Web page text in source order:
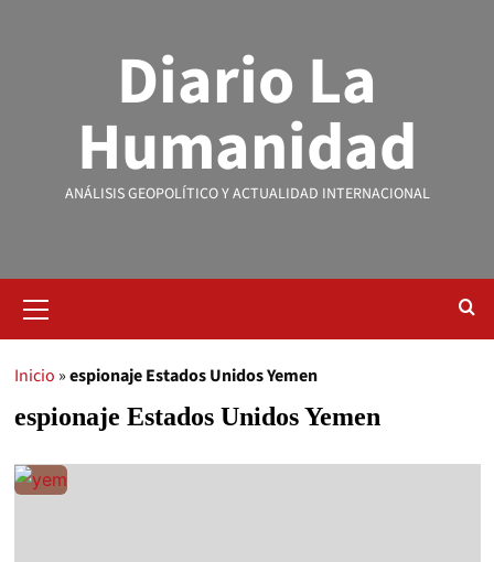
Diario La
Humanidad
ANÁLISIS GEOPOLÍTICO Y ACTUALIDAD INTERNACIONAL
Inicio »espionaje Estados Unidos Yemen
espionaje Estados Unidos Yemen